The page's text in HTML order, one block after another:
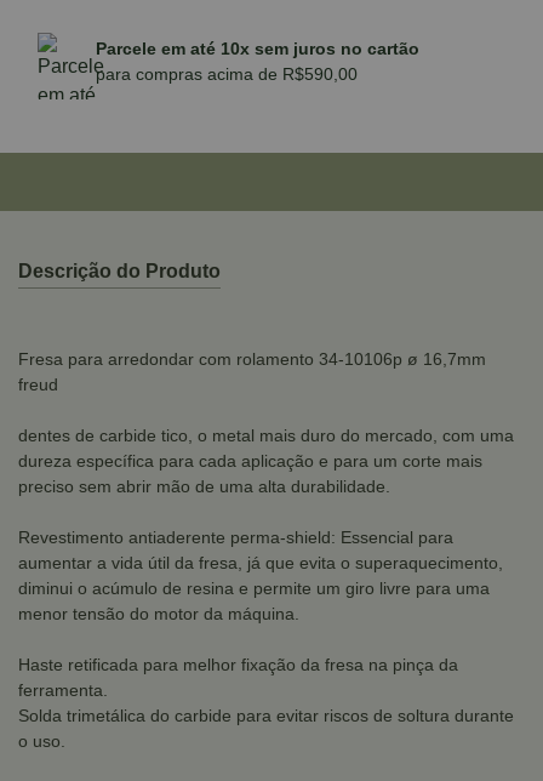
Parcele em até 10x sem juros no cartão
para compras acima de R$590,00
Descrição do Produto
Fresa para arredondar com rolamento 34-10106p ø 16,7mm
freud
dentes de carbide tico, o metal mais duro do mercado, com uma
dureza específica para cada aplicação e para um corte mais
preciso sem abrir mão de uma alta durabilidade.
Revestimento antiaderente perma-shield: Essencial para
aumentar a vida útil da fresa, já que evita o superaquecimento,
diminui o acúmulo de resina e permite um giro livre para uma
menor tensão do motor da máquina.
Haste retificada para melhor fixação da fresa na pinça da
ferramenta.
Solda trimetálica do carbide para evitar riscos de soltura durante
o uso.